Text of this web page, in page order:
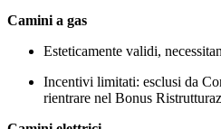
Camini a gas
Esteticamente validi,
Incentivi limitati: esclusi da
rientrare nel Bonus